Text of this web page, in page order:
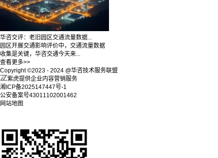
华咨交评：老旧园区交通流量数据...
园区开展交通影响评价中，交通流量数据
收集是关键，华咨交通今天来...
查看更多>>
Copyright ©2023 - 2024 @华咨技术服务联盟
紫虎提供企业内容营销服务
湘ICP备2025147447号-1
公安备案号43011102001462
网站地图